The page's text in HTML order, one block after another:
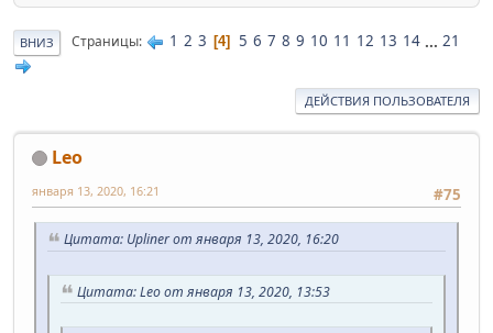
ВНИЗ Страницы 1 2 3 4 5 6 7 8 9 10 11 12 13 14 ... 21
ДЕЙСТВИЯ ПОЛЬЗОВАТЕЛЯ
Leo
#75
января 13, 2020, 16:21
Цитата: Upliner от января 13, 2020, 16:20
Цитата: Leo от января 13, 2020, 13:53